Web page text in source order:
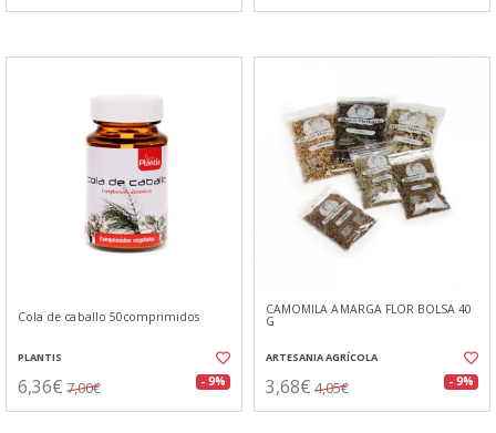
Cola de caballo 50comprimidos
PLANTIS
6,36€ 7,00€ - 9%
CAMOMILA AMARGA FLOR BOLSA 40
G
ARTESANIA AGRÍCOLA
3,68€ 4,05€ - 9%